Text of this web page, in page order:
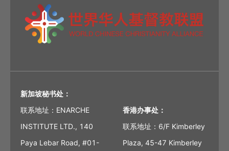
新加坡秘书处：
联系地址：ENARCHE
INSTITUTE LTD., 140
Paya Lebar Road, #01-
香港办事处：
联系地址：6/F Kimberley
Plaza, 45-47 Kimberley